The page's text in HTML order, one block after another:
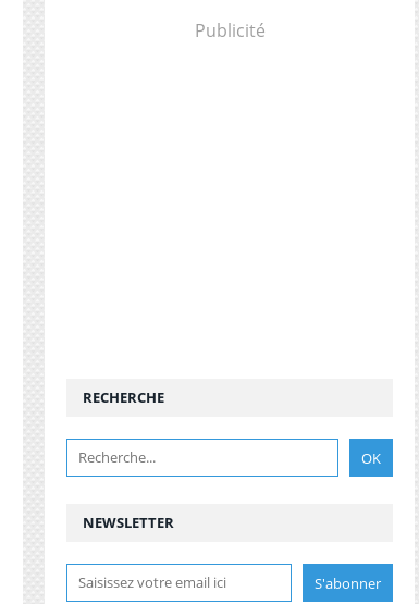
Publicité
NEWSLETTER
RECHERCHE